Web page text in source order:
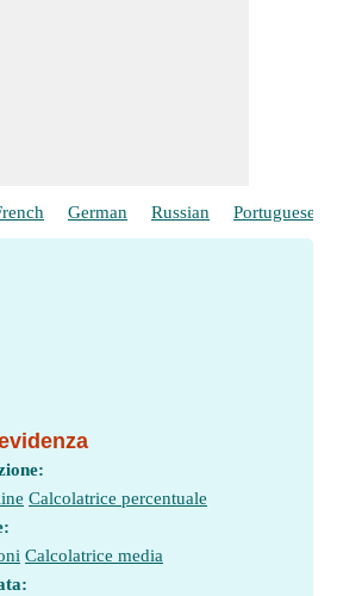
German Russian Portuguese
Calcolatrice percentuale
Calcolatrice media